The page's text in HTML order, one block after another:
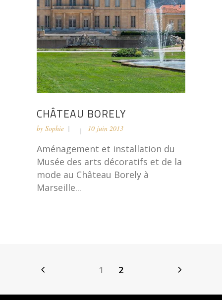
CHÂTEAU BORELY
by Sophie 10 juin 2013
Aménagement et installation du
Musée des arts décoratifs et de la
mode au Château Borely à
Marseille...
1 2